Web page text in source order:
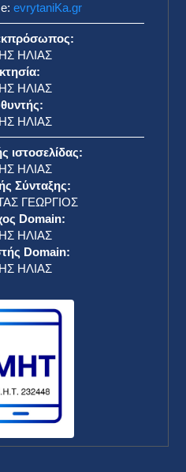
evrytaniKa.gr
ΗΛΙΑΣ
ΗΛΙΑΣ
ΗΛΙΑΣ
ιστοσελίδας:
ΗΛΙΑΣ
Σύνταξης:
ΓΕΩΡΓΙΟΣ
Domain:
ΗΛΙΑΣ
Domain:
ΗΛΙΑΣ